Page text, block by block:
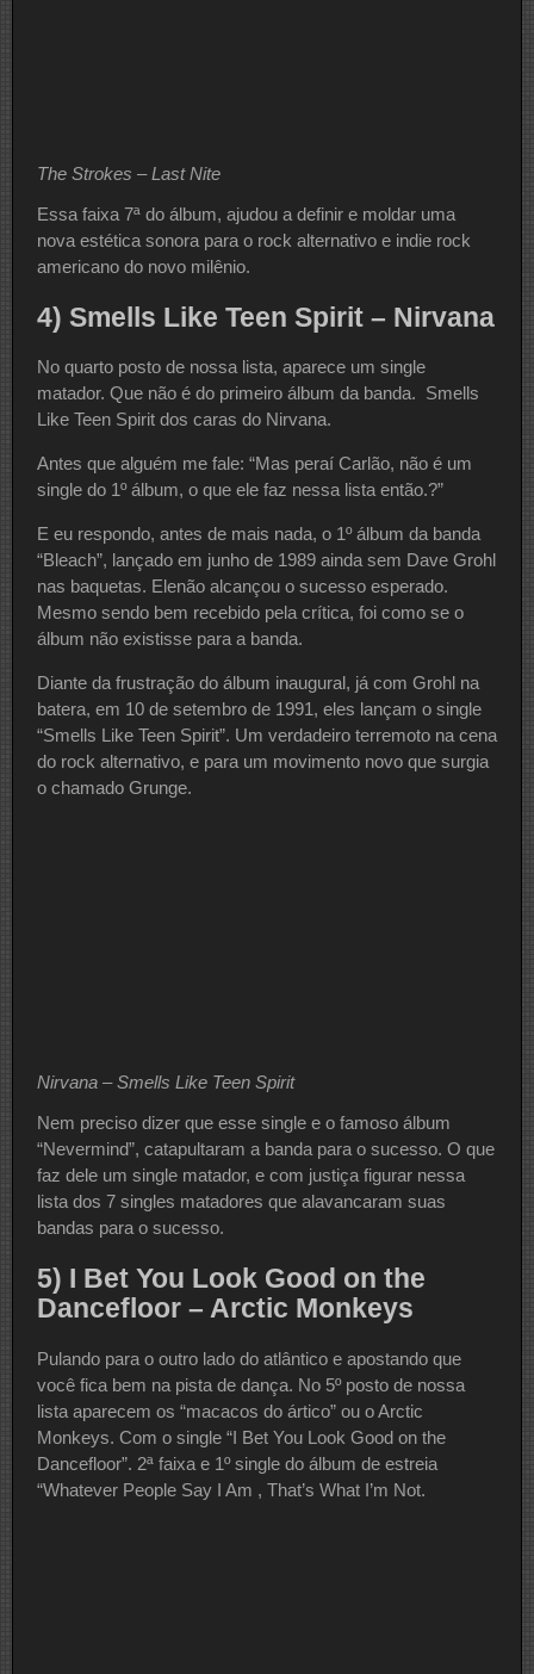
The Strokes – Last Nite
Essa faixa 7ª do álbum, ajudou a definir e moldar uma
nova estética sonora para o rock alternativo e indie rock
americano do novo milênio.
4) Smells Like Teen Spirit – Nirvana
No quarto posto de nossa lista, aparece um single
matador. Que não é do primeiro álbum da banda. Smells
Like Teen Spirit dos caras do Nirvana.
Antes que alguém me fale: “Mas peraí Carlão, não é um
single do 1º álbum, o que ele faz nessa lista então.?”
E eu respondo, antes de mais nada, o 1º álbum da banda
“Bleach”, lançado em junho de 1989 ainda sem Dave Grohl
nas baquetas. Elenão alcançou o sucesso esperado.
Mesmo sendo bem recebido pela crítica, foi como se o
álbum não existisse para a banda.
Diante da frustração do álbum inaugural, já com Grohl na
batera, em 10 de setembro de 1991, eles lançam o single
“Smells Like Teen Spirit”. Um verdadeiro terremoto na cena
do rock alternativo, e para um movimento novo que surgia
o chamado Grunge.
Nirvana – Smells Like Teen Spirit
Nem preciso dizer que esse single e o famoso álbum
“Nevermind”, catapultaram a banda para o sucesso. O que
faz dele um single matador, e com justiça figurar nessa
lista dos 7 singles matadores que alavancaram suas
bandas para o sucesso.
5) I Bet You Look Good on the
Dancefloor – Arctic Monkeys
Pulando para o outro lado do atlântico e apostando que
você fica bem na pista de dança. No 5º posto de nossa
lista aparecem os “macacos do ártico” ou o Arctic
Monkeys. Com o single “I Bet You Look Good on the
Dancefloor”. 2ª faixa e 1º single do álbum de estreia
“Whatever People Say I Am , That’s What I’m Not.